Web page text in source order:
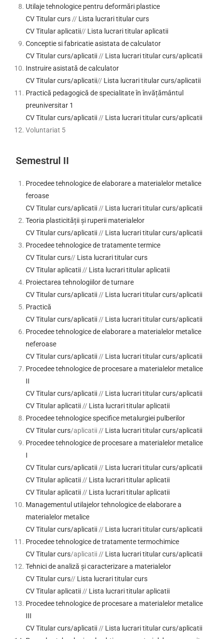
Utilaje tehnologice pentru deformări plastice
CV Titular curs // Lista lucrari titular curs
CV Titular aplicatii// Lista lucrari titular aplicatii
Conceptie si fabricatie asistata de calculator
CV Titular curs/aplicatii // Lista lucrari titular curs/aplicatii
Instruire asistată de calculator
CV Titular curs/aplicatii// Lista lucrari titular curs/aplicatii
Practică pedagogică de specialitate în învățământul
preuniversitar 1
CV Titular curs/aplicatii // Lista lucrari titular curs/aplicatii
Voluntariat 5
Semestrul II
Procedee tehnologice de elaborare a materialelor metalice
feroase
CV Titular curs/aplicatii // Lista lucrari titular curs/aplicatii
Teoria plasticității și ruperii materialelor
CV Titular curs/aplicatii // Lista lucrari titular curs/aplicatii
Procedee tehnologice de tratamente termice
CV Titular curs// Lista lucrari titular curs
CV Titular aplicatii // Lista lucrari titular aplicatii
Proiectarea tehnologiilor de turnare
CV Titular curs/aplicatii // Lista lucrari titular curs/aplicatii
Practică
CV Titular curs/aplicatii // Lista lucrari titular curs/aplicatii
Procedee tehnologice de elaborare a materialelor metalice
neferoase
CV Titular curs/aplicatii // Lista lucrari titular curs/aplicatii
Procedee tehnologice de procesare a materialelor metalice
II
CV Titular curs/aplicatii // Lista lucrari titular curs/aplicatii
CV Titular aplicatii // Lista lucrari titular aplicatii
Procedee tehnologice specifice metalurgiei pulberilor
CV Titular curs/aplicatii // Lista lucrari titular curs/aplicatii
Procedee tehnologice de procesare a materialelor metalice
I
CV Titular curs/aplicatii // Lista lucrari titular curs/aplicatii
CV Titular aplicatii // Lista lucrari titular aplicatii
CV Titular aplicatii // Lista lucrari titular aplicatii
Managementul utilajelor tehnologice de elaborare a
materialelor metalice
CV Titular curs/aplicatii // Lista lucrari titular curs/aplicatii
Procedee tehnologice de tratamente termochimice
CV Titular curs/aplicatii // Lista lucrari titular curs/aplicatii
Tehnici de analiză și caracterizare a materialelor
CV Titular curs// Lista lucrari titular curs
CV Titular aplicatii // Lista lucrari titular aplicatii
Procedee tehnologice de procesare a materialelor metalice
III
CV Titular curs/aplicatii // Lista lucrari titular curs/aplicatii